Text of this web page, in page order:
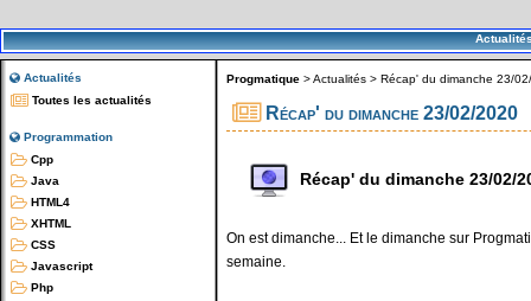
Actualités
Toutes les actualités
Programmation
Cpp
Java
HTML4
XHTML
CSS
Javascript
Php
Progmatique >Actualités > Récap' du dimanche 23/
Récap' du dimanche 23/02/2020
Récap' du dimanche 23/02/
On est dimanche... Et le dimanche sur
semaine.